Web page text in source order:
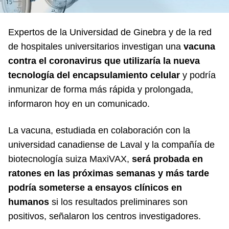
Expertos de la Universidad de Ginebra y de la red
de hospitales universitarios investigan una vacuna
contra el coronavirus que utilizaría la nueva
tecnología del encapsulamiento celular y podría
inmunizar de forma más rápida y prolongada,
informaron hoy en un comunicado.
La vacuna, estudiada en colaboración con la
universidad canadiense de Laval y la compañía de
biotecnología suiza MaxiVAX, será probada en
ratones en las próximas semanas y más tarde
podría someterse a ensayos clínicos en
humanos si los resultados preliminares son
positivos, señalaron los centros investigadores.